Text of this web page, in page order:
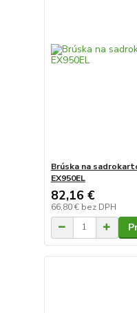
Brúska na
EX950EL
82,16 €
66,80 € bez DPH